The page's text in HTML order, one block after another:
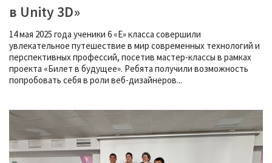
в Unity 3D»
14 мая 2025 года ученики 6 «Е» класса совершили
увлекательное путешествие в мир современных технологий и
перспективных профессий, посетив мастер-классы в рамках
проекта «Билет в будущее». Ребята получили возможность
попробовать себя в роли веб-дизайнеров...